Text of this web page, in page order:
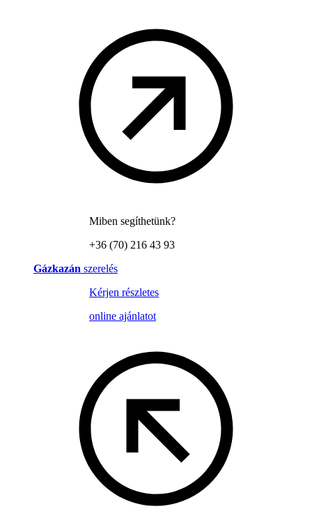
Miben segíthetünk?
+36 (70) 216 43 93
Gázkazán szerelés
Kérjen részletes
online ajánlatot